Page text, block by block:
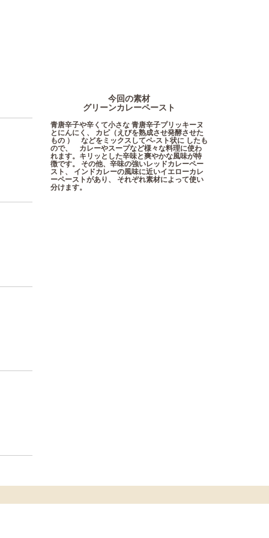
今回の素材
グリーンカレーペースト
青唐辛子や辛くて小さな 青唐辛子プリッキーヌ
とにんにく、 カピ（えびを熟成させ発酵させた
もの ） などをミックスしてペ-スト状に したも
ので、 カレーやスープなど様々な料理に使わ
れます。キリッとした辛味と爽やかな風味が特
徴です。 その他、辛味の強いレッドカレーペー
スト、 インドカレーの風味に近いイエローカレ
ーペーストがあり、 それぞれ素材によって使い
分けます。